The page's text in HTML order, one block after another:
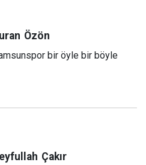
Özön
bir öyle bir böyle
Çakır